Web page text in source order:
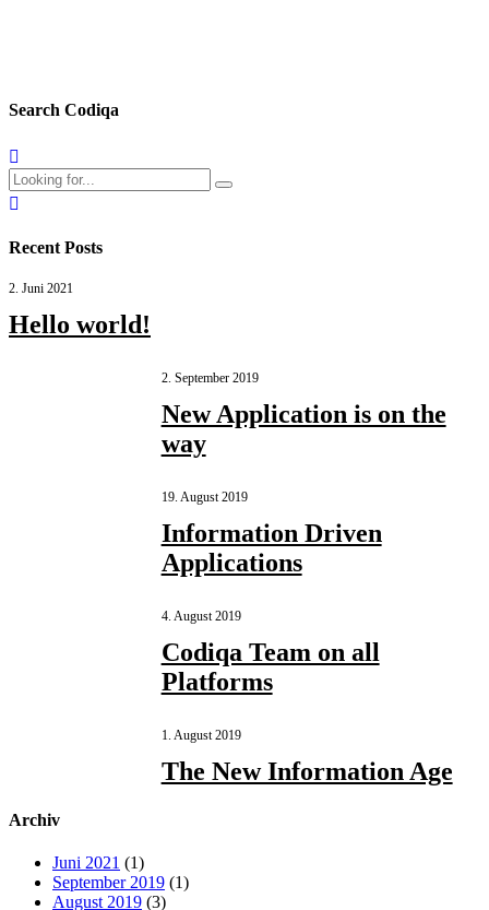
Search Codiqa
Recent Posts
2. Juni 2021
Hello world!
2. September 2019
New Application is on the
way
19. August 2019
Information Driven
Applications
4. August 2019
Codiqa Team on all
Platforms
1. August 2019
The New Information Age
Archiv
Juni 2021 (1)
September 2019 (1)
August 2019 (3)